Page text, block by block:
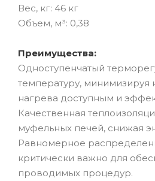
Вес, кг: 46 кг
Объем, м³: 0,38
Преимущества:
Одноступенчатый
температуру,
нагрева доступным и
Качественная
муфельных печей, снижая
Равномерное
критически важно для
проводимых процедур.